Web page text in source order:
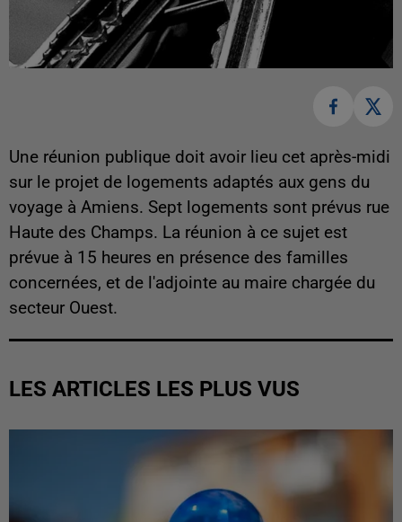
Une réunion publique doit avoir lieu cet après-midi
sur le projet de logements adaptés aux gens du
voyage à Amiens. Sept logements sont prévus rue
Haute des Champs. La réunion à ce sujet est
prévue à 15 heures en présence des familles
concernées, et de l'adjointe au maire chargée du
secteur Ouest.
LES ARTICLES LES PLUS VUS